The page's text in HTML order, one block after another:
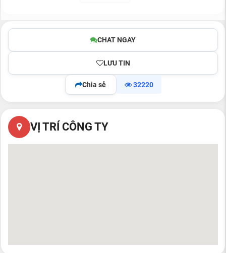
CHAT NGAY
LƯU TIN
Chia sẻ 32220
VỊ TRÍ CÔNG TY